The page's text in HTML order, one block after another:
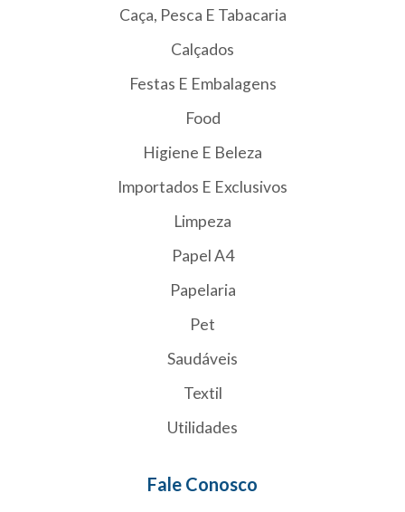
Caça, Pesca E Tabacaria
Calçados
Festas E Embalagens
Food
Higiene E Beleza
Importados E Exclusivos
Limpeza
Papel A4
Papelaria
Pet
Saudáveis
Textil
Utilidades
Fale Conosco